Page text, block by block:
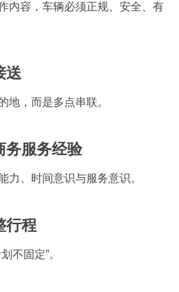
内容，车辆必须正规、安全、有
送
地，而是多点串联。
务服务经验
力、时间意识与服务意识。
行程
不固定”。